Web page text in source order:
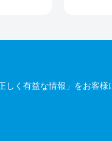
く有益な情報」をお客様